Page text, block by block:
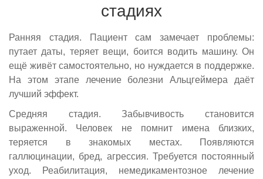
стадиях
Ранняя стадия. Пациент сам замечает проблемы:
путает даты, теряет вещи, боится водить машину. Он
ещё живёт самостоятельно, но нуждается в поддержке.
На этом этапе лечение болезни Альцгеймера даёт
лучший эффект.
Средняя стадия. Забывчивость становится
выраженной. Человек не помнит имена близких,
теряется в знакомых местах. Появляются
галлюцинации, бред, агрессия. Требуется постоянный
уход. Реабилитация, немедикаментозное лечение